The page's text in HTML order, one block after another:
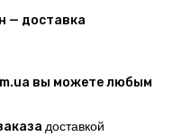
— доставка
вы можете любым
доставкой